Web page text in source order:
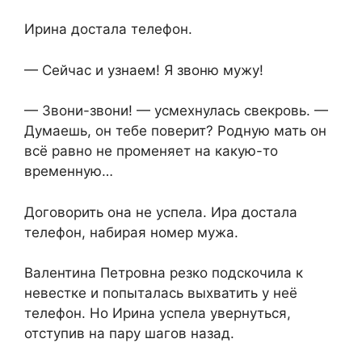
Ирина достала телефон.
— Сейчас и узнаем! Я звоню мужу!
— Звони-звони! — усмехнулась свекровь. —
Думаешь, он тебе поверит? Родную мать он
всё равно не променяет на какую-то
временную…
Договорить она не успела. Ира достала
телефон, набирая номер мужа.
Валентина Петровна резко подскочила к
невестке и попыталась выхватить у неё
телефон. Но Ирина успела увернуться,
отступив на пару шагов назад.